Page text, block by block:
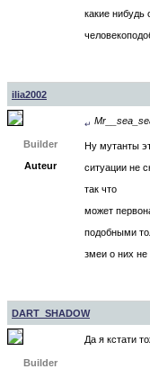
какие нибудь
ilia2002
Builder
Auteur
↵
Ну мутанты
ситуации не
так что
может
подобными
змеи о них не
DART_SHADOW
Builder
Да я кстати